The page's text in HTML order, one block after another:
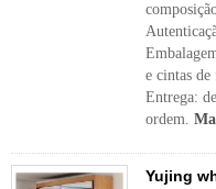
e cintas de
Entrega:
ordem.
Yujing